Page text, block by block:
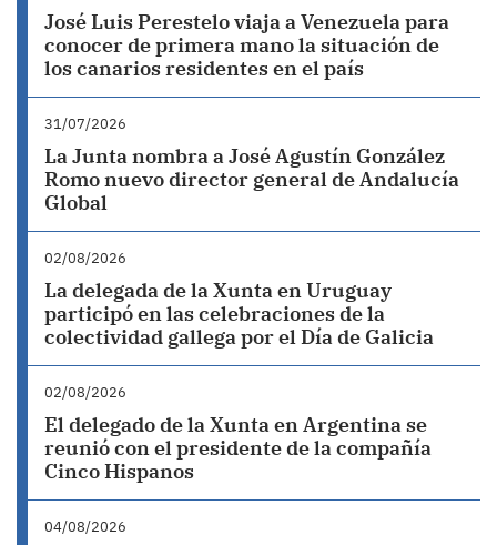
José Luis Perestelo viaja a Venezuela para
conocer de primera mano la situación de
los canarios residentes en el país
31/07/2026
La Junta nombra a José Agustín González
Romo nuevo director general de Andalucía
Global
02/08/2026
La delegada de la Xunta en Uruguay
participó en las celebraciones de la
colectividad gallega por el Día de Galicia
02/08/2026
El delegado de la Xunta en Argentina se
reunió con el presidente de la compañía
Cinco Hispanos
04/08/2026